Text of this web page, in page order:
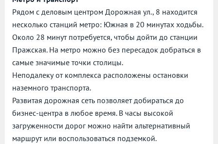
Рядом с деловым центром Дорожная ул., 8 находится
несколько станций метро: Южная в 20 минутах ходьбы.
Около 28 минут потребуется, чтобы дойти до станции
Пражская. На метро можно без пересадок добраться в
самые значимые точки столицы.
Неподалеку от комплекса расположены остановки
наземного транспорта.
Развитая дорожная сеть позволяет добираться до
бизнес-центра в любое время. В часы высокой
загруженности дорог можно найти альтернативный
маршрут или воспользоваться подземкой.